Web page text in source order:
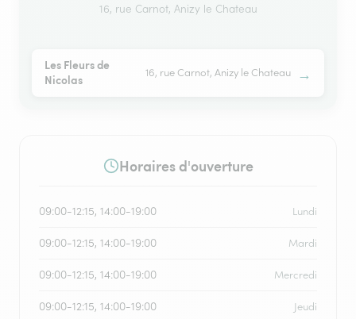
16, rue Carnot, Anizy le Chateau
Les Fleurs de
Nicolas
16, rue Carnot, Anizy le Chateau →
Horaires d'ouverture
09:00-12:15, 14:00-19:00 Lundi
09:00-12:15, 14:00-19:00 Mardi
09:00-12:15, 14:00-19:00 Mercredi
09:00-12:15, 14:00-19:00 Jeudi